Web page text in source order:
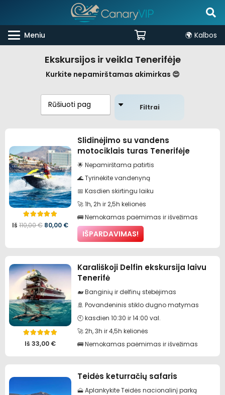
Meniu 🌍 Kalbos
Ekskursijos ir veikla Tenerifėje
Kurkite nepamirštamas akimirkas 😍
Filtrai
Įvertinimas: 4.98iš 5
Iš 110,00€ Pradinė
110,00 €.
80,00 €Dabartinė
kaina
80,00 €.
Slidinėjimo su vandens
motociklais turas Tenerifėje
🌟 Nepamirštama patirtis
🌊 Tyrinėkite vandenyną
📅 Kasdien skirtingu laiku
🚀 1h, 2h ir 2,5h kelionės
🚌 Nemokamas paėmimas ir išvežimas
IŠPARDAVIMAS!
Įvertinimas:
Iš 33,00 €
Karališkoji Delfin ekskursija laivu
Tenerifė
🐋 Banginių ir delfinų stebėjimas
🚢 Povandeninis stiklo dugno matymas
🕙 kasdien 10:30 ir 14:00 val.
🚀 2h, 3h ir 4,5h kelionės
🚌 Nemokamas paėmimas ir išvežimas
Teidės keturračių safaris
🗻 Aplankykite Teidės nacionalinį parką